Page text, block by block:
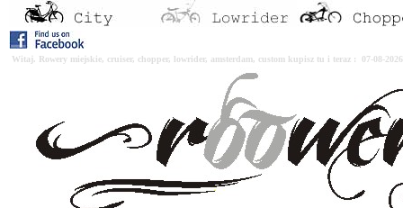
Witaj. Rowery miejskie, cruiser, chopper, lowrider, amsterdam, custom kupisz tu i teraz : 07-08-